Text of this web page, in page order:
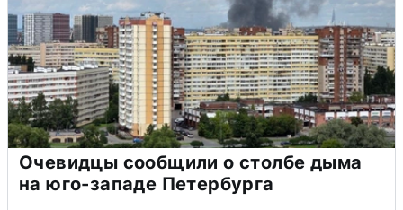
Очевидцы сообщили о столбе дыма
на юго-западе Петербурга